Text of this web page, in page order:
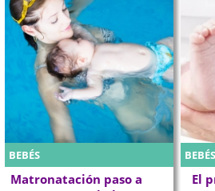
BEBÉS
Matronatación paso a
BEBÉS
El